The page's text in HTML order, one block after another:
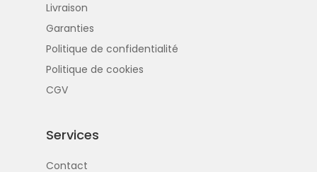
Livraison
Garanties
Politique de confidentialité
Politique de cookies
CGV
Services
Contact